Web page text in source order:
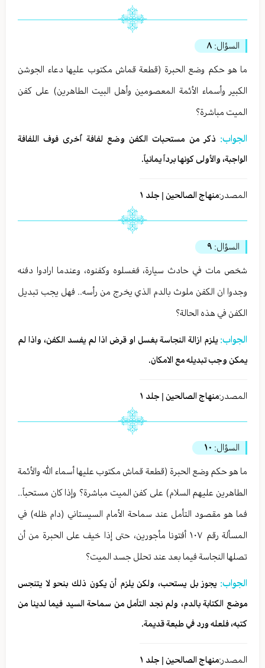
السؤال: ٨
ما هو حكم وضع الحبرة (قطعة قماش مكتوب عليها دعاء الجوشن
الكبير وأسماء الأئمة المعصومين وأهل البيت الطاهرين) على كفن
الميت مباشرة؟
الجواب: ذكر من مستحبات الكفن وضع لفافة اُخرى فوف اللفافة
الواجبة، والأولى كونها برداً يمانياً.
المصدر:منهاج الصالحين | جلد ١
السؤال: ٩
شخص مات في حادث سيارة، فغسلوه وكفنوه، وعندما ارادوا دفنه
وجدوا ان الكفن ملوث بالدم الذي يخرج من رأسه.. فهل يجب تبديل
الكفن في هذه الحالة؟
الجواب: يلزم ازالة النجاسة بغسل او قرض اذا لم يفسد الكفن، واذا لم
يمكن وجب تبديله مع الامكان.
المصدر:منهاج الصالحين | جلد ١
السؤال: ١٠
ما هو حكم وضع الحبرة (قطعة قماش مكتوب عليها أسماء الله والأئمة
الطاهرين عليهم السلام) على كفن الميت مباشرة؟ وإذا كان مستحباً..
فما هو مقصود التأمل عند سماحة الأمام السيستاني (دام ظله) في
المسألة رقم ١٠٧ أفتونا مأجورين، حتى إذا خيف على الحبرة من أن
تصلها النجاسة فيما بعد عند تحلل جسد الميت؟
الجواب: يجوز بل يستحب، ولكن يلزم أن يكون ذلك بنحو لا يتنجس
موضع الكتابة بالدم، ولم نجد التأمل من سماحة السيد فيما لدينا من
كتبه، فلعله ورد في طبعة قديمة.
المصدر:منهاج الصالحين | جلد ١